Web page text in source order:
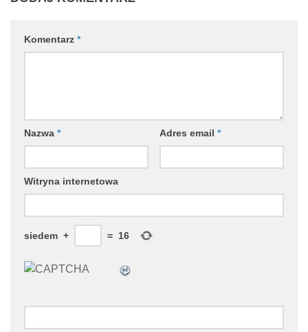
Komentarz *
Nazwa * Adres email *
Witryna internetowa
siedem + = 16